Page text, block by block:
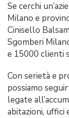
Se cerchi
Milano e
Cinisello
Sgomberi
e 15000 clienti
Con serietà e
possiamo
legate
abitazioni, uffici